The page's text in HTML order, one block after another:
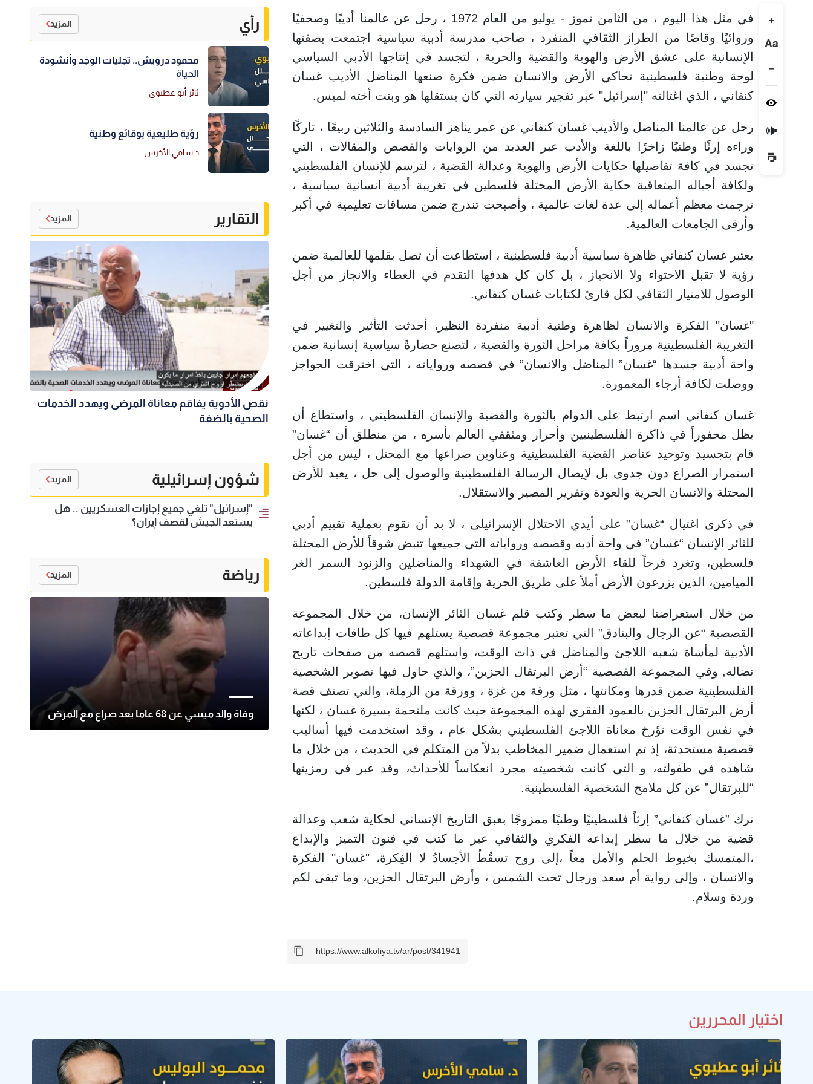
+
Aa
−
🔊
في مثل هذا اليوم ، من الثامن تموز - يوليو من العام 1972 ، رحل عن عالمنا أديبًا وصحفيًا
وروائيًا وقاصًا من الطراز الثقافي المنفرد ، صاحب مدرسة أدبية سياسية اجتمعت بصفتها
الإنسانية على عشق الأرض والهوية والقضية والحرية ، لتجسد في إنتاجها الأدبي السياسي
لوحة وطنية فلسطينية تحاكي الأرض والانسان ضمن فكرة صنعها المناضل الأديب غسان
كنفاني ، الذي اغتالته "إسرائيل" عبر تفجير سيارته التي كان يستقلها هو وبنت أخته لميس.
رحل عن عالمنا المناضل والأديب غسان كنفاني عن عمر يناهز السادسة والثلاثين ربيعًا ، تاركًا
وراءه إرثًا وطنيًا زاخرًا باللغة والأدب عبر العديد من الروايات والقصص والمقالات ، التي
تجسد في كافة تفاصيلها حكايات الأرض والهوية وعدالة القضية ، لترسم للإنسان الفلسطيني
ولكافة أجياله المتعاقبة حكاية الأرض المحتلة فلسطين في تغريبة أدبية انسانية سياسية ،
ترجمت معظم أعماله إلى عدة لغات عالمية ، وأصبحت تندرج ضمن مساقات تعليمية في أكبر
وأرقى الجامعات العالمية.
يعتبر غسان كنفاني ظاهرة سياسية أدبية فلسطينية ، استطاعت أن تصل بقلمها للعالمية ضمن
رؤية لا تقبل الاحتواء ولا الانحياز ، بل كان كل هدفها التقدم في العطاء والانجاز من أجل
الوصول للامتياز الثقافي لكل قارئ لكتابات غسان كنفاني.
"غسان" الفكرة والانسان لظاهرة وطنية أدبية منفردة النظير، أحدثت التأثير والتغيير في
التغريبة الفلسطينية مروراً بكافة مراحل الثورة والقضية ، لتصنع حضارةً سياسية إنسانية ضمن
واحة أدبية جسدها “غسان” المناضل والانسان” في قصصه ورواياته ، التي اخترقت الحواجز
ووصلت لكافة أرجاء المعمورة.
غسان كنفاني اسم ارتبط على الدوام بالثورة والقضية والإنسان الفلسطيني ، واستطاع أن
يظل محفوراً في ذاكرة الفلسطينيين وأحرار ومثقفي العالم بأسره ، من منطلق أن “غسان”
قام بتجسيد وتوحيد عناصر القضية الفلسطينية وعناوين صراعها مع المحتل ، ليس من أجل
استمرار الصراع دون جدوى بل لإيصال الرسالة الفلسطينية والوصول إلى حل ، يعيد للأرض
المحتلة والانسان الحرية والعودة وتقرير المصير والاستقلال.
في ذكرى اغتيال “غسان” على أيدي الاحتلال الإسرائيلى ، لا بد أن نقوم بعملية تقييم أدبي
للثائر الإنسان “غسان” في واحة أدبه وقصصه ورواياته التي جميعها تنبض شوقاً للأرض المحتلة
فلسطين، وتغرد فرحاً للقاء الأرض العاشقة في الشهداء والمناضلين والزنود السمر الغر
الميامين، الذين يزرعون الأرض أملاً على طريق الحرية وإقامة الدولة فلسطين.
من خلال استعراضنا لبعض ما سطر وكتب قلم غسان الثائر الإنسان، من خلال المجموعة
القصصية “عن الرجال والبنادق” التي تعتبر مجموعة قصصية يستلهم فيها كل طاقات إبداعاته
الأدبية لمأساة شعبه اللاجئ والمناضل في ذات الوقت، واستلهم قصصه من صفحات تاريخ
نضاله, وفي المجموعة القصصية “أرض البرتقال الحزين”، والذي حاول فيها تصوير الشخصية
الفلسطينية ضمن قدرها ومكانتها ، مثل ورقة من غزة ، وورقة من الرملة، والتي تصنف قصة
أرض البرتقال الحزين بالعمود الفقري لهذه المجموعة حيث كانت ملتحمة بسيرة غسان ، لكنها
في نفس الوقت تؤرخ معاناة اللاجئ الفلسطيني بشكل عام ، وقد استخدمت فيها أساليب
قصصية مستحدثة، إذ تم استعمال ضمير المخاطب بدلاً من المتكلم في الحديث ، من خلال ما
شاهده في طفولته، و التي كانت شخصيته مجرد انعكاساً للأحداث، وقد عبر في رمزيتها
“للبرتقال” عن كل ملامح الشخصية الفلسطينية.
ترك ”غسان كنفاني” إرثاً فلسطينيًا وطنيًا ممزوجًا بعبق التاريخ الإنساني لحكاية شعب وعدالة
قضية من خلال ما سطر إبداعه الفكري والثقافي عبر ما كتب في فنون التميز والإبداع
،المتمسك بخيوط الحلم والأمل معاً ،إلى روح تسقُطُ الأجسادُ لا الفِكرة، "غسان" الفكرة
والانسان ، وإلى رواية أم سعد ورجال تحت الشمس ، وأرض البرتقال الحزين، وما تبقى لكم
وردة وسلام.
رأي المزيد
محمود درويش.. تجليات الوجد وأنشودة
الحياة
ثائر أبو عطيوي
رؤية طليعية بوقائع وطنية
د.سامي الأخرس
التقارير المزيد
نقص الأدوية يفاقم معاناة المرضى ويهدد الخدمات
الصحية بالضفة
شؤون إسرائيلية المزيد
"إسرائيل" تلغي جميع إجازات العسكريين .. هل
يستعد الجيش لقصف إيران؟
رياضة المزيد
وفاة والد ميسي عن 68 عاما بعد صراع مع المرض
اختيار المحررين